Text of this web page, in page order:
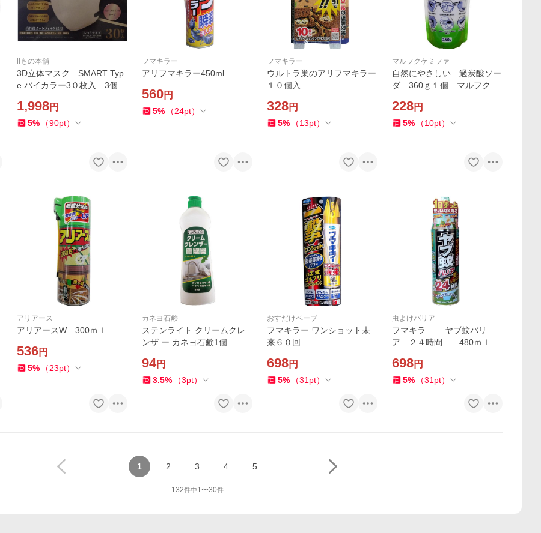
iiもの本舗
3D立体マスク SMART Typ
e バイカラー3０枚入 3個セ
ティ iiもの本舗 送料込み
（東北・関東・中部・関西限
1,998円
5% （90pt）
フマキラー
アリフマキラー450ml
560円
5% （24pt）
フマキラー
ウルトラ巣のアリフマキラー
１０個入
328円
5% （13pt）
マルフクケミファ
自然にやさしい 過炭酸ソー
ダ 360ｇ１個 マルフクケ
228円
5% （10pt）
アリアース
アリアースW 300ｍｌ
536円
5% （23pt）
カネヨ石鹸
ステンライト クリームクレ
ンザ ー カネヨ石鹸1個
94円
3.5% （3pt）
おすだけベープ
フマキラー ワンショット未
来６０回
698円
5% （31 pt）
虫よけバリア
フマキラ― ヤブ蚊バリ
ア ２４時間 480ｍｌ
698円
5% （31 pt）
1 2 3 4 5
132件中1〜30件